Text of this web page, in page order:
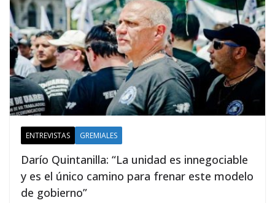
ENTREVISTAS GREMIALES
Darío Quintanilla: “La unidad es innegociable
y es el único camino para frenar este modelo
de gobierno”